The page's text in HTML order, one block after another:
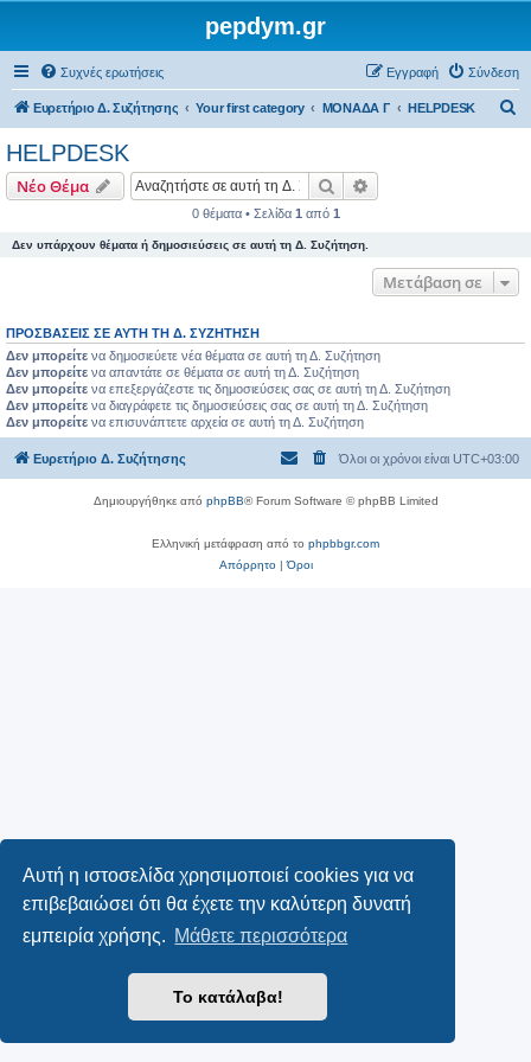
Αυτή η ιστοσελίδα χρησιμοποιεί cookies για να
επιβεβαιώσει ότι θα έχετε την καλύτερη δυνατή
εμπειρία χρήσης. Μάθετε περισσότερα
Το κατάλαβα!
pepdym.gr
Συχνές ερωτήσεις Σύνδεση
Εγγραφή
Ευρετήριο Δ. Συζήτησης Your first category ΜΟΝΑΔΑ Γ HELPDESK
HELPDESK
Νέο Θέμα Αναζήτηση
0 θέματα • Σελίδα 1 από 1
Δεν υπάρχουν θέματα ή δημοσιεύσεις σε αυτή τη Δ. Συζήτηση.
Μετάβαση σε
ΠΡΟΣΒΆΣΕΙΣ ΣΕ ΑΥΤΉ ΤΗ Δ. ΣΥΖΉΤΗΣΗ
Δεν μπορείτε να δημοσιεύετε νέα θέματα σε αυτή τη Δ. Συζήτηση
Δεν μπορείτε να απαντάτε σε θέματα σε αυτή τη Δ. Συζήτηση
Δεν μπορείτε να επεξεργάζεστε τις δημοσιεύσεις σας σε αυτή τη Δ. Συζήτηση
Δεν μπορείτε να διαγράφετε τις δημοσιεύσεις σας σε αυτή τη Δ. Συζήτηση
Δεν μπορείτε να επισυνάπτετε αρχεία σε αυτή τη Δ. Συζήτηση
Ευρετήριο Δ. Συζήτησης Όλοι οι χρόνοι είναι UTC+03:00
Δημιουργήθηκε από phpBB® Forum Software © phpBB Limited
Ελληνική μετάφραση από το phpbbgr.com
Απόρρητο|Όροι